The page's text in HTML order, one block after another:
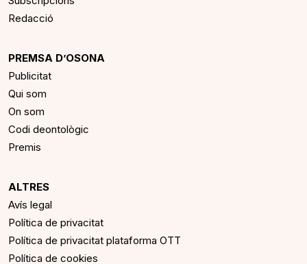
Redacció
PREMSA D’OSONA
Publicitat
Qui som
On som
Codi deontològic
Premis
ALTRES
Avís legal
Política de privacitat
Política de privacitat plataforma OTT
Política de cookies